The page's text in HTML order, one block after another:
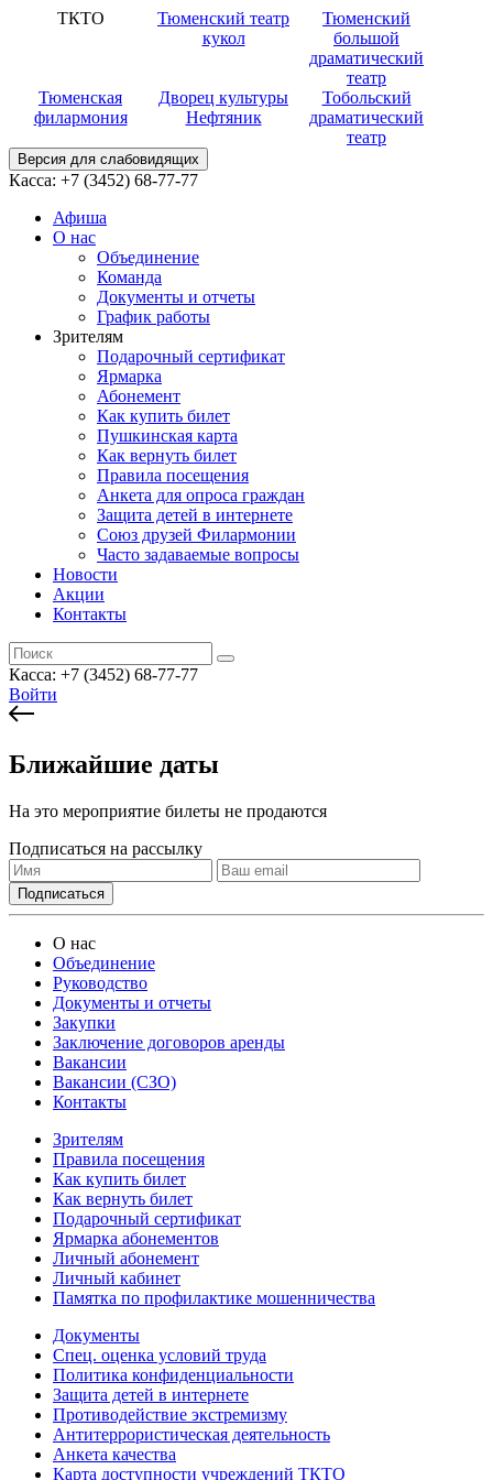
ТКТО
Тюменский театр
кукол
Тюменский
большой
драматический
театр
Тюменская
филармония
Дворец культуры
Нефтяник
Тобольский
драматический
театр
Версия для слабовидящих
Касса: +7 (3452) 68-77-77
Афиша
О нас
Объединение
Команда
Документы и отчеты
График работы
Зрителям
Подарочный сертификат
Ярмарка
Абонемент
Как купить билет
Пушкинская карта
Как вернуть билет
Правила посещения
Анкета для опроса граждан
Защита детей в интернете
Союз друзей Филармонии
Часто задаваемые вопросы
Новости
Акции
Контакты
Касса: +7 (3452) 68-77-77
Войти
Ближайшие даты
На это мероприятие билеты не продаются
Подписаться на рассылку
О нас
Объединение
Руководство
Документы и отчеты
Закупки
Заключение договоров аренды
Вакансии
Вакансии (СЗО)
Контакты
Зрителям
Правила посещения
Как купить билет
Как вернуть билет
Подарочный сертификат
Ярмарка абонементов
Личный абонемент
Личный кабинет
Памятка по профилактике мошенничества
Документы
Спец. оценка условий труда
Политика конфиденциальности
Защита детей в интернете
Противодействие экстремизму
Антитеррористическая деятельность
Анкета качества
Карта доступности учреждений ТКТО